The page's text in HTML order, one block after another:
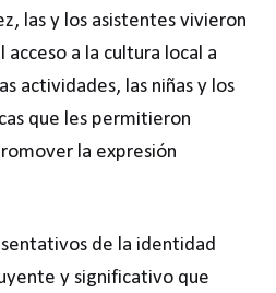
las y los asistentes vivieron
a la cultura local a
actividades, las niñas y los
que les permitieron
la expresión
de la identidad
y significativo que